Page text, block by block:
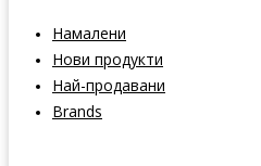
Намалени
Нови продукти
Най-продавани
Brands